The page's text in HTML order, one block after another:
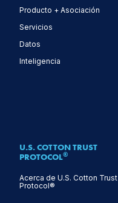
Producto + Asociación
Servicios
Datos
Inteligencia
U.S. COTTON TRUST
PROTOCOL®
Acerca de U.S. Cotton Trust
Protocol®